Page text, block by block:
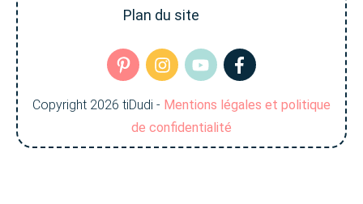
Plan du site
Copyright 2026 tiDudi - Mentions légales et politique
de confidentialité